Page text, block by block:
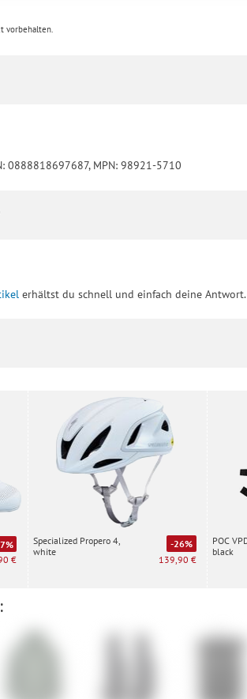
erteilen und jederzeit für die Zukunft
vorbehalten.
0888818697687, MPN: 98921-5710
erhältst du schnell und einfach deine Antwort.
€
Specialized Propero 4,
white
-26%
139,90 €
POC
black